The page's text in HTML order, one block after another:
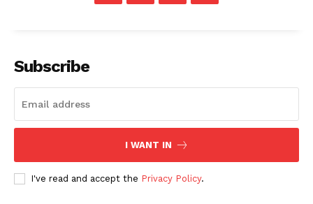
Subscribe
I WANT IN
I've read and accept the Privacy Policy.